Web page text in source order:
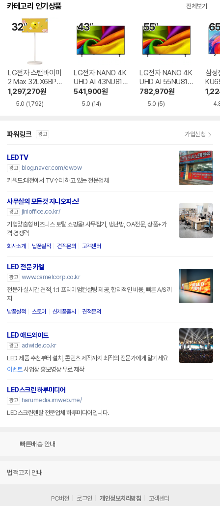
카테고리 인기상품 전체보기
LG전자 스탠바이미
2 Max 32LX6BPG
A
1,297,270원
5.0 (1,792)
LG전자 NANO 4K
UHD AI 43NU810
BENA
541,900원
5.0 (14)
LG전자 NANO 4K
UHD AI 55NU810
BENA
782,970원
5.0 (5)
삼성
R
파워링크 광고 가입신청
LEDTV
광고
blog.naver.com/ewow
키워드:대전에서 TV수리 하고 있는 전문업체
사무실의 모든것 지니오피스!
광고
jinioffice.co.kr/
기업맞춤형 비즈니스 토탈 쇼핑몰! 사무집기, 냉난방, OA전문, 상품+가
격 경쟁력
회사소개 납품실적 견적문의 고객센터
LED 전문 카멜
광고 www.camelcorp.co.kr
전문가 실시간 견적, 1:1 프리미엄컨설팅 제공, 합리적인 비용, 빠른 A/S까
지
납품실적 스토어 신제품출시 견적문의
LED 애드와이드
광고
adwide.co.kr
LED 제품 추천부터 설치, 콘텐츠 제작까지 최적의 전문가에게 맡기세요
이벤트사업장 홍보영상 무료 제작
LED스크린 하루미디어
광고
harumedia.imweb.me/
LED스크린렌탈 전문업체 하루미디어입니다.
빠른배송 안내
법적고지 안내
PC버전 로그인 개인정보처리방침 고객센터